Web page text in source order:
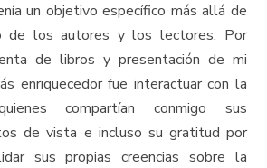
un objetivo específico más allá de
de los autores y los lectores. Por
de libros y presentación de mi
enriquecedor fue interactuar con la
compartían conmigo sus
de vista e incluso su gratitud por
sus propias creencias sobre la